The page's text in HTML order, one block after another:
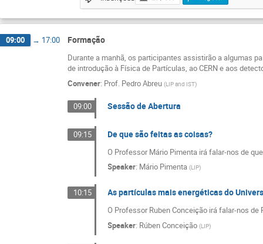
09:00 → 17:00 Formação
Durante a manhã, os participantes assistirão a algumas
de introdução à Física de Partículas, ao CERN e aos
Convener: Prof. Pedro Abreu (LIP and IST)
09:00 Sessão de Abertura
09:15 De que são feitas as coisas?
O Professor Mário Pimenta irá falar-nos de
Speaker: Mário Pimenta (LIP)
10:15 As partículas mais energéticas do
O Professor Ruben Conceição irá falar-nos
Speaker: Rúben Conceição (LIP)